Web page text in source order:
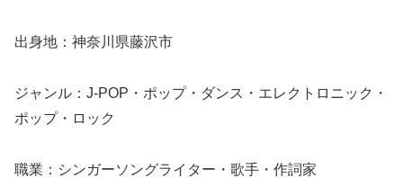
出身地：神奈川県藤沢市
ジャンル：J-POP・ポップ・ダンス・エレクトロニック・
ポップ・ロック
職業：シンガーソングライター・歌手・作詞家